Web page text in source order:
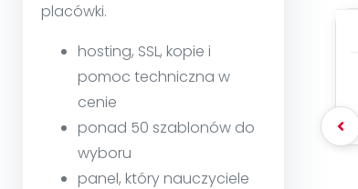
placówki.
hosting, SSL, kopie i
pomoc techniczna w
cenie
ponad 50 szablonów do
wyboru
panel, który nauczyciele